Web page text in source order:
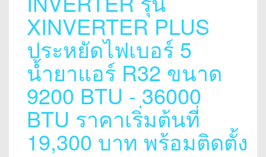
XINVERTER PLUS
ประหยัดไฟเบอร์ 5
น้ำยาแอร์ R32 ขนาด
9200 BTU - 36000
BTU ราคาเริ่มต้นที่
19,300 บาท พร้อมติดตั้ง